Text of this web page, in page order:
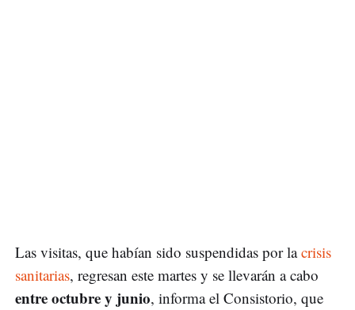
Las visitas, que habían sido suspendidas por lacrisis
sanitarias, regresan este martes y se llevarán a cabo
entre octubre y junio, informa el Consistorio, que